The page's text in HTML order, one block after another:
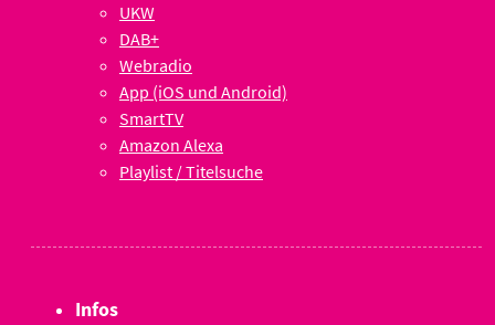
UKW
DAB+
Webradio
App (iOS und Android)
SmartTV
Amazon Alexa
Playlist / Titelsuche
Infos